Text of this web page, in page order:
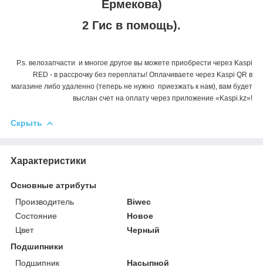
Ермекова)
2 Гис в помощь).
P.s. велозапчасти и многое другое вы можете приобрести через Kaspi
RED - в рассрочку без переплаты! Оплачиваете через Kaspi QR в
магазине либо удаленно (теперь не нужно приезжать к нам), вам будет
выслан счет на оплату через приложение «Kaspi.kz»!
Скрыть
Характеристики
Основные атрибуты
Производитель
Biwec
Состояние
Новое
Цвет
Черный
Подшипники
Подшипник
Насыпной